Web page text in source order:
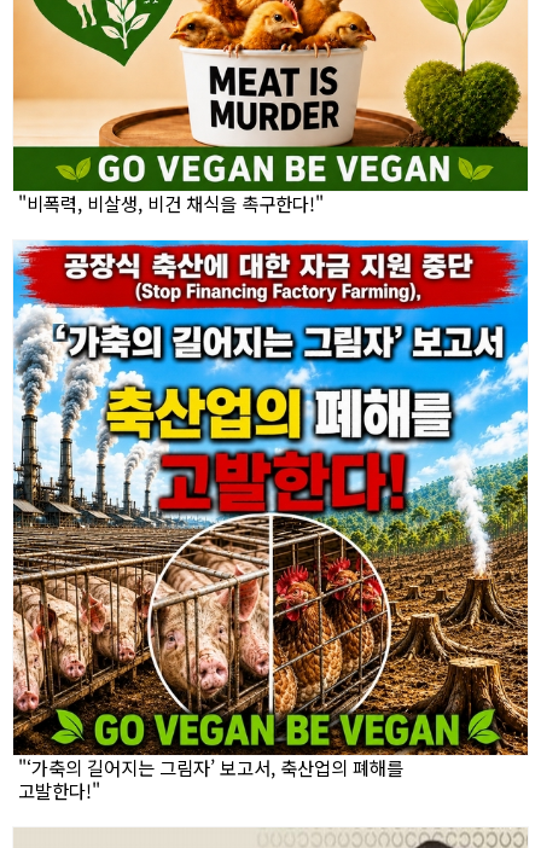
"비폭력, 비살생, 비건 채식을 촉구한다!"
"‘가축의 길어지는 그림자’ 보고서, 축산업의 폐해를
고발한다!"